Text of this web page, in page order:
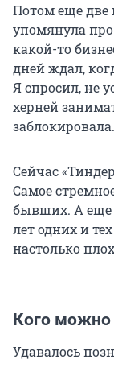
Потом еще две
упомянула
какой-то
дней ждал,
Я спросил, не
херней
заблокировала.
Сейчас
Самое
бывших. А еще
лет одних и
настолько
Кого можно
Удавалось